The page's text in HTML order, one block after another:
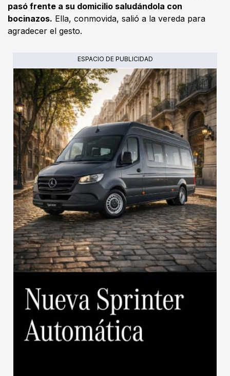
pasó frente a su domicilio saludándola con
bocinazos. Ella, conmovida, salió a la vereda para
agradecer el gesto.
ESPACIO DE PUBLICIDAD